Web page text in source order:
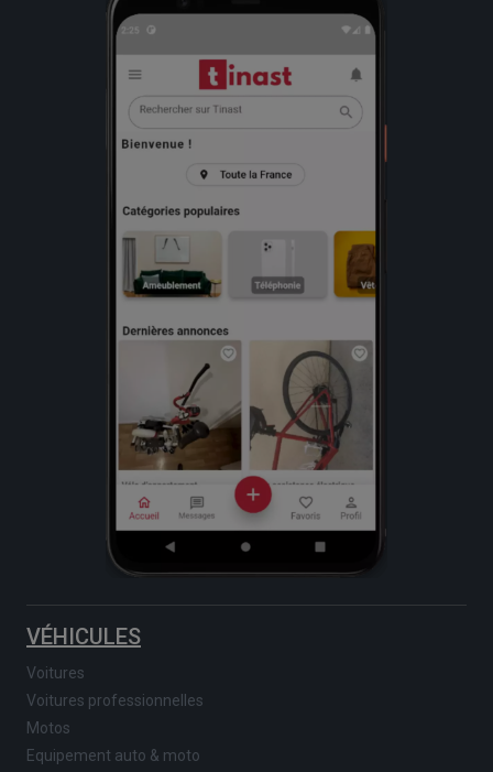
VÉHICULES
Voitures
Voitures professionnelles
Motos
Equipement auto & moto